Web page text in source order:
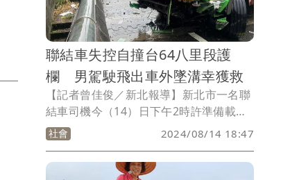
聯結車失控自撞台64八里段護
欄 男駕駛飛出車外墜溝幸獲救
【記者曾佳俊／新北報導】新北市一名聯
結車司機今（14）日下午2時許準備載貨
途中，行經八里區台64線東行2.5K處，不
明原因自撞右側路線護欄，63歲李姓駕駛
拋飛出車外，墜落路旁水溝，全身多處擦
社會 2024/08/14 18:47